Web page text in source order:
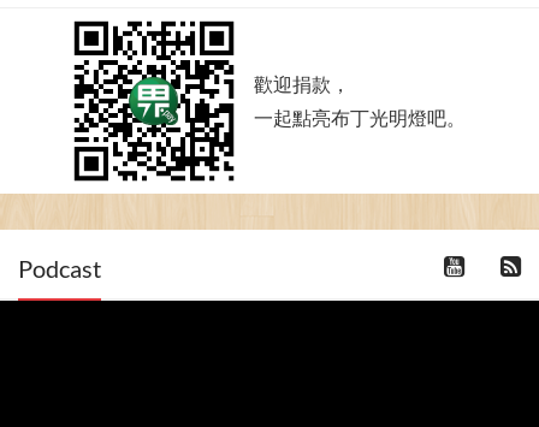
歡迎捐款，
一起點亮布丁光明燈吧。
Podcast